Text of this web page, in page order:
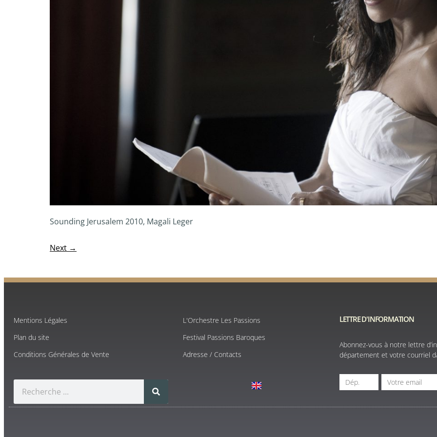
Sounding Jerusalem 2010, Magali Leger
Next →
Mentions Légales
Plan du site
Conditions Générales de Vente
L'Orchestre Les Passions
Festival Passions Baroques
Adresse / Contacts
LETTRE D'INFORMATION
Abonnez-vous à notre lettre
département et votre courriel